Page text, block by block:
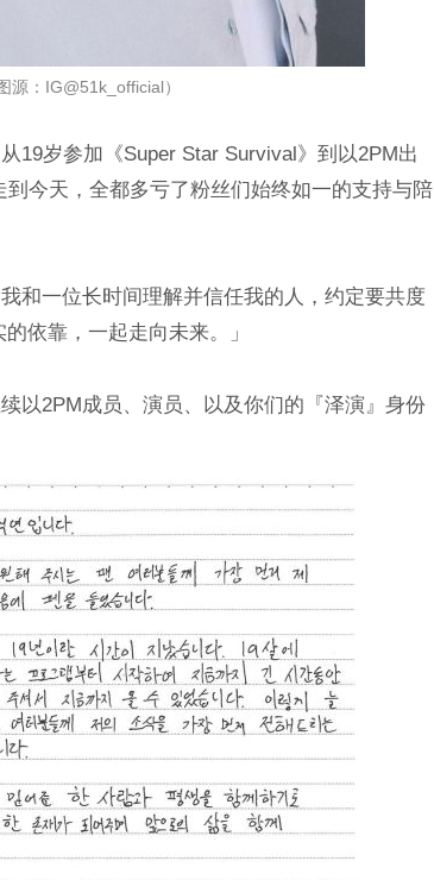
源：IG@51k_official）
19岁参加《Super Star Survival》到以2PM出
今天，全都多亏了粉丝们始终如一的支持与陪
和一位长时间理解并信任我的人，约定要共度
依靠，一起走向未来。」
以2PM成员、演员、以及你们的『泽演』身份